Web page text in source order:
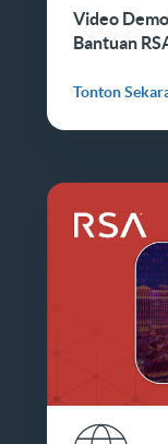
Video
Bantuan
Tonton